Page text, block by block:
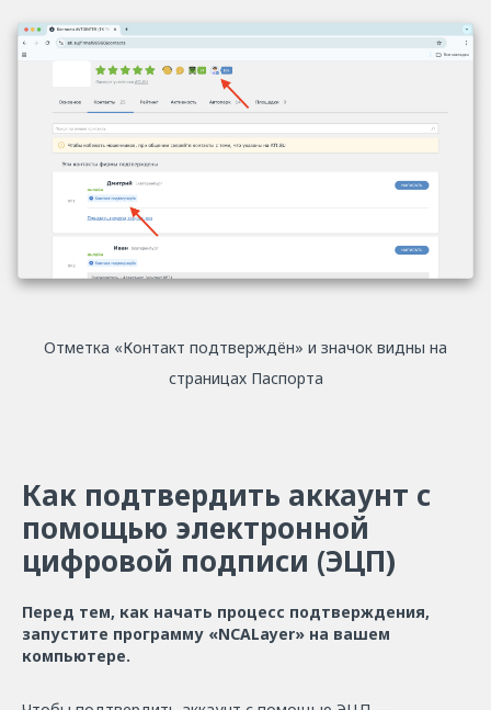
Отметка «Контакт подтверждён» и значок видны на
страницах Паспорта
Как подтвердить аккаунт с
помощью электронной
цифровой подписи (ЭЦП)
Перед тем, как начать процесс подтверждения,
запустите программу «NCАLayer» на вашем
компьютере.